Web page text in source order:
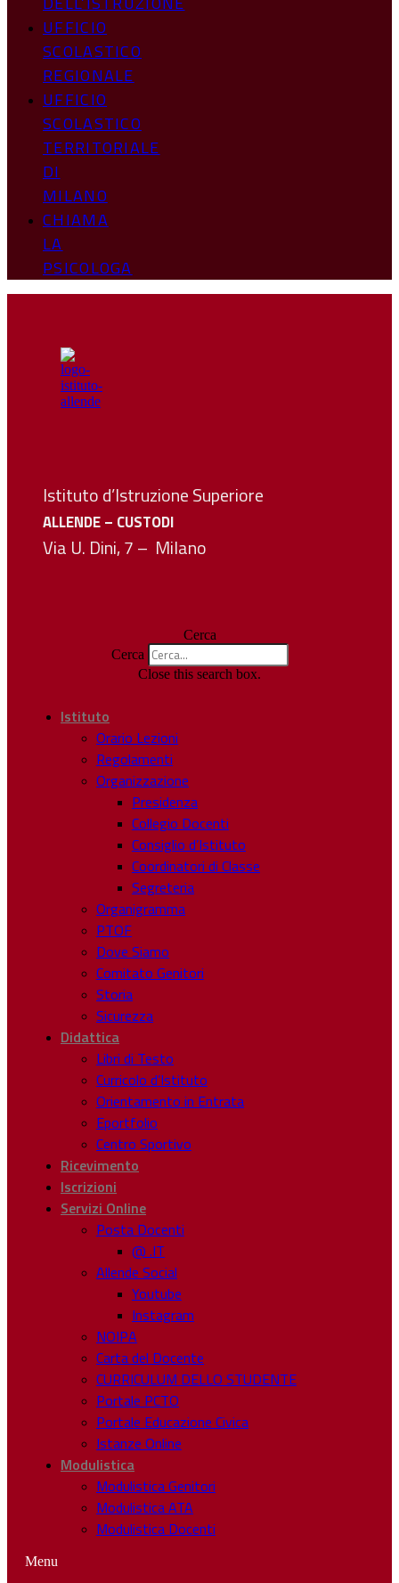
UFFICIO
SCOLASTICO
REGIONALE
UFFICIO
SCOLASTICO
TERRITORIALE
DI
MILANO
CHIAMA
LA
PSICOLOGA
Istituto d’Istruzione Superiore
ALLENDE – CUSTODI
Via U. Dini, 7 – Milano
Cerca
Cerca
Close this search box.
Istituto
Orario Lezioni
Regolamenti
Organizzazione
Presidenza
Collegio Docenti
Consiglio d’Istituto
Coordinatori di Classe
Segreteria
Organigramma
PTOF
Dove Siamo
Comitato Genitori
Storia
Sicurezza
Didattica
Libri di Testo
Curricolo d’Istituto
Orientamento in Entrata
Eportfolio
Centro Sportivo
Ricevimento
Iscrizioni
Servizi Online
Posta Docenti
@ .IT
Allende Social
Youtube
Instagram
NOIPA
Carta del Docente
CURRICULUM DELLO STUDENTE
Portale PCTO
Portale Educazione Civica
Istanze Online
Modulistica
Modulistica Genitori
Modulistica ATA
Modulistica Docenti
Menu